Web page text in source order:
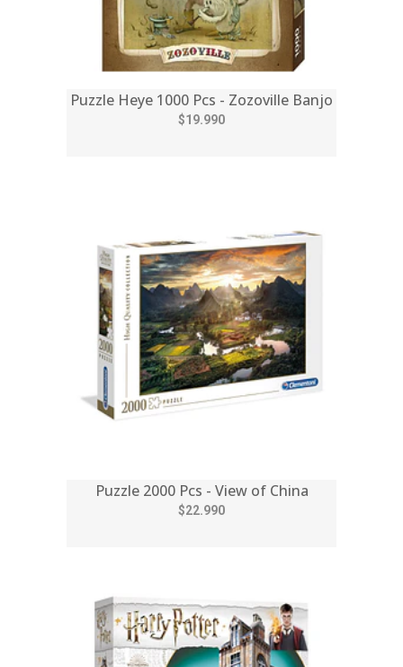
Puzzle Heye 1000 Pcs - Zozoville Banjo
$19.990
Puzzle 2000 Pcs - View of China
$22.990